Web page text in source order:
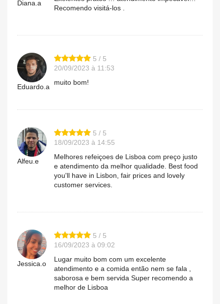
Diana.a
Recomendo visitá-los .
Eduardo.a
5 / 5
20/09/2023 à 11:53
muito bom!
Alfeu.e
5 / 5
18/09/2023 à 14:55
Melhores refeiçoes de Lisboa com preço justo
e atendimento da melhor qualidade. Best food
you'll have in Lisbon, fair prices and lovely
customer services.
Jessica.o
5 / 5
16/09/2023 à 09:02
Lugar muito bom com um excelente
atendimento e a comida então nem se fala ,
saborosa e bem servida Super recomendo a
melhor de Lisboa